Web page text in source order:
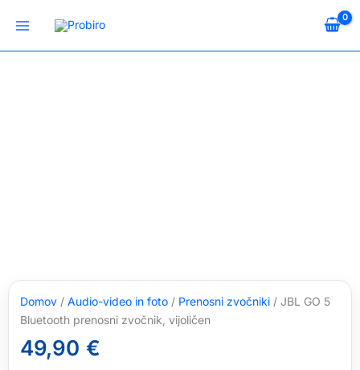
Domov / Audio-video in foto / Prenosni zvočniki / JBL GO 5
Bluetooth prenosni zvočnik, vijoličen
49,90 €